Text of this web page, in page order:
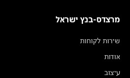
מרצדס-בנץ ישראל
שירות לקוחות
אודות
עיצוב